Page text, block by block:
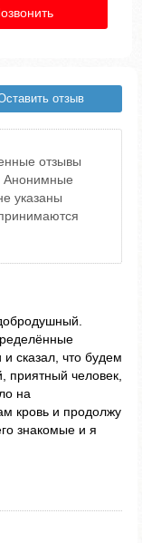
отзыв
отзывы
Анонимные
указаны
сказал, что будем
приятный человек,
на
кровь и продолжу
знакомые и я